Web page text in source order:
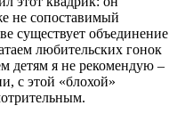
не сопоставимый
существует объединение
любительских гонок
детям я не рекомендую –
с этой «блохой»